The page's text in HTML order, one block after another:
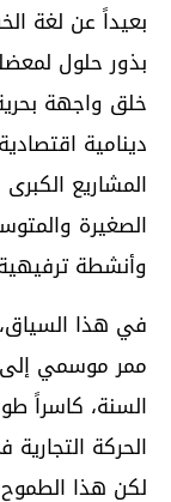
بعيداً عن لغة
بذور حلول
خلق واجهة
دينامية
المشاريع
الصغيرة
وأنشطة
في هذا
ممر موسمي
السنة، كاسراً
الحركة
لكن هذا